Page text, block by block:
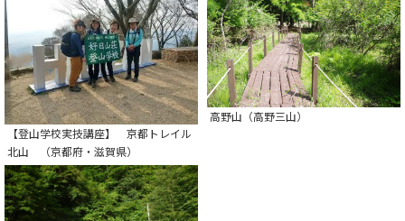
【登山学校実技講座】 京都トレイル
北山 （京都府・滋賀県）
高野山（高野三山）